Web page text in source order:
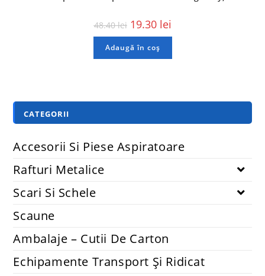
48.40lei 19.30 lei
Adaugă în coș
CATEGORII
Accesorii Si Piese Aspiratoare
Rafturi Metalice
Scari Si Schele
Scaune
Ambalaje – Cutii De Carton
Echipamente Transport Și Ridicat